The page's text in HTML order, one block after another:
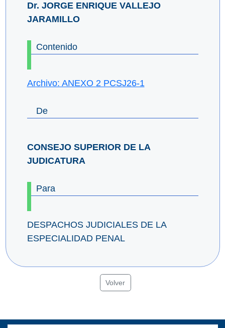
Dr. JORGE ENRIQUE VALLEJO
JARAMILLO
Contenido
Archivo: ANEXO 2 PCSJ26-1
De
CONSEJO SUPERIOR DE LA
JUDICATURA
Para
DESPACHOS JUDICIALES DE LA
ESPECIALIDAD PENAL
Volver